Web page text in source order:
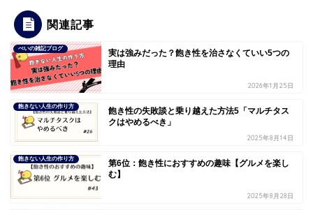
関連記事
ぺいの雑記ブログ
実は強みだった？飽き性を治さなくていい5つの
理由
2026年1月25日
飽きない人生の作り方
飽き性の失敗談と乗り越えた方法5「マルチタス
クはやめるべき」
2025年8月14日
飽きない人生の作り方
第6位：飽き性におすすめの趣味【グルメを楽し
む】
2025年8月28日